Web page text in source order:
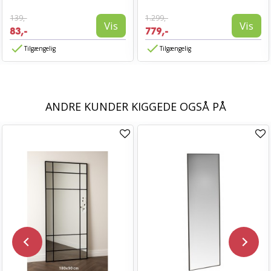
139,-
83,- Vis
Tilgængelig
1.299,-
779,- Vis
Tilgængelig
ANDRE KUNDER KIGGEDE OGSÅ PÅ